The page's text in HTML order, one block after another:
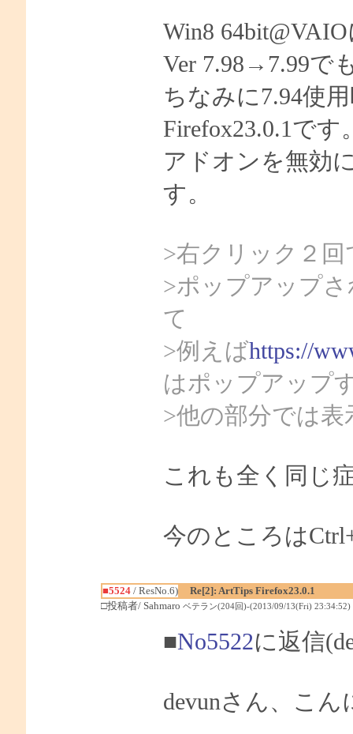
Win8
Ver 7.98→7.99で
ちなみに7.94使
Firefox23.0.1です
アドオンを無効
す。
>右クリック２
>ポップアップ
て
>例えばhttps://
はポップアップ
>他の部分では
これも全く同じ
今のところは
■5524/ ResNo.6)
Re[2]: ArtTips Firefox23.0.1
□投稿者/ Sahmaro ベテラン(204回)-(2013/09/13(Fri) 23:34:52)
■No5522に返信
devunさん、こん